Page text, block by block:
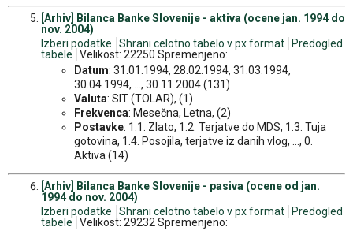
[Arhiv] Bilanca Banke Slovenije - aktiva (ocene jan. 1994 do
nov. 2004)
Izberi podatke
Shrani celotno tabelo v px format
Predogled
tabele
Velikost: 22250 Spremenjeno:
Datum: 31.01.1994, 28.02.1994, 31.03.1994,
30.04.1994, ..., 30.11.2004 (131)
Valuta: SIT (TOLAR), (1)
Frekvenca: Mesečna, Letna, (2)
Postavke: 1.1. Zlato, 1.2. Terjatve do MDS, 1.3. Tuja
gotovina, 1.4. Posojila, terjatve iz danih vlog, ..., 0.
Aktiva (14)
[Arhiv] Bilanca Banke Slovenije - pasiva (ocene od jan.
1994 do nov. 2004)
Izberi podatke
Shrani celotno tabelo v px format
Predogled
tabele
Velikost: 29232 Spremenjeno: